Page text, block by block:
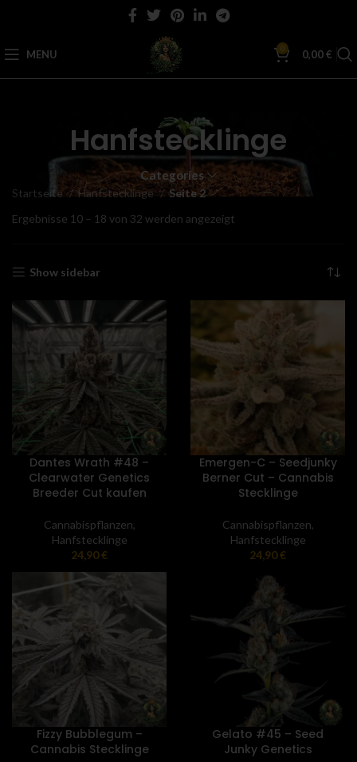
MENU 0 0,00€
Hanfstecklinge
Categories
Startseite Hanfstecklinge
Seite 2
Ergebnisse 10 – 18 von 32 werden angezeigt
Show sidebar
Dantes Wrath #48 –
Clearwater Genetics
Breeder Cut kaufen
Cannabispflanzen,
Hanfstecklinge
24,90€
Emergen-C – Seedjunky
Berner Cut – Cannabis
Stecklinge
Cannabispflanzen,
Hanfstecklinge
24,90€
Fizzy Bubblegum –
Cannabis Stecklinge
Gelato #45 – Seed
Junky Genetics